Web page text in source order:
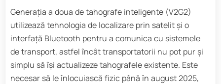
Generația a doua de tahografe inteligente (V2G2)
utilizează tehnologia de localizare prin satelit și o
interfață Bluetooth pentru a comunica cu sistemele
de transport, astfel încât transportatorii nu pot pur și
simplu să își actualizeze tahografele existente. Este
necesar să le înlocuiască fizic până în august 2025,